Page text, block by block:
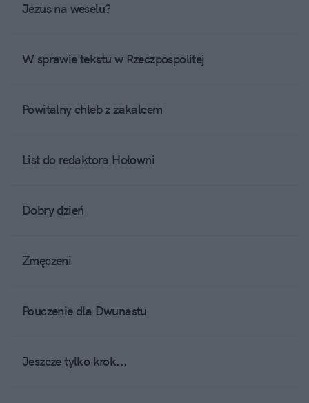
Jezus na weselu?
W sprawie tekstu w Rzeczpospolitej
Powitalny chleb z zakalcem
List do redaktora Hołowni
Dobry dzień
Zmęczeni
Pouczenie dla Dwunastu
Jeszcze tylko krok...